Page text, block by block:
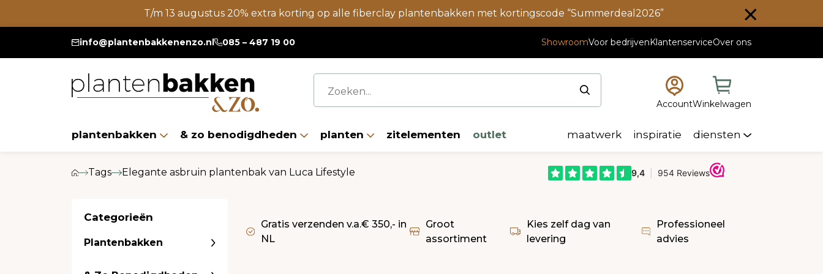
T/m 13 augustus 20% extra korting op alle fiberclay plantenbakken met kortingscode “Summerdeal2026”
info@plantenbakkenenzo.nl 085 – 487 19 00 ShowroomVoor bedrijvenKlantenserviceOver ons
AccountWinkelwagen
plantenbakken & zo benodigdheden planten zitelementen outlet maatwerk inspiratie diensten
Tags Elegante asbruin plantenbak van Luca Lifestyle
Categorieën
Plantenbakken
Gratis verzenden v.a.€ 350,- in
NL
Groot
assortiment
Kies zelf dag van
levering
Professioneel
advies